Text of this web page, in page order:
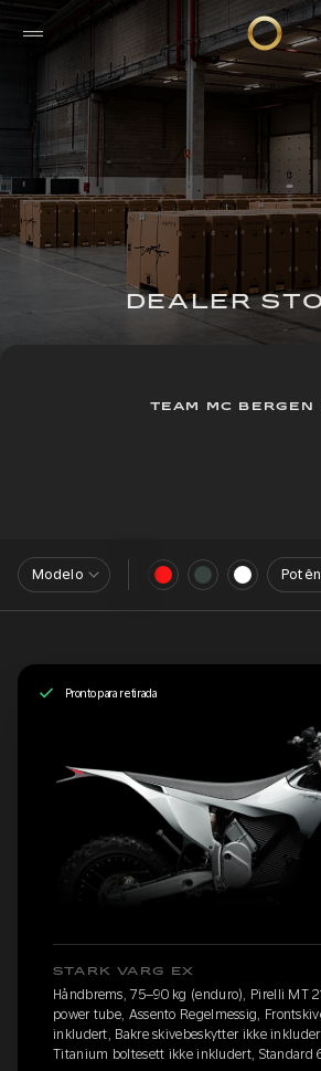
DEALER
TEAM MC BERGEN
Modelo
Pronto para retirada
STARK VARG EX
Håndbrems, 75–90 kg (enduro), Pirelli MT
power tube, Assento Regelmessig,
inkludert, Bakre skivebeskytter ikke
Titanium boltesett ikke inkludert, Standard